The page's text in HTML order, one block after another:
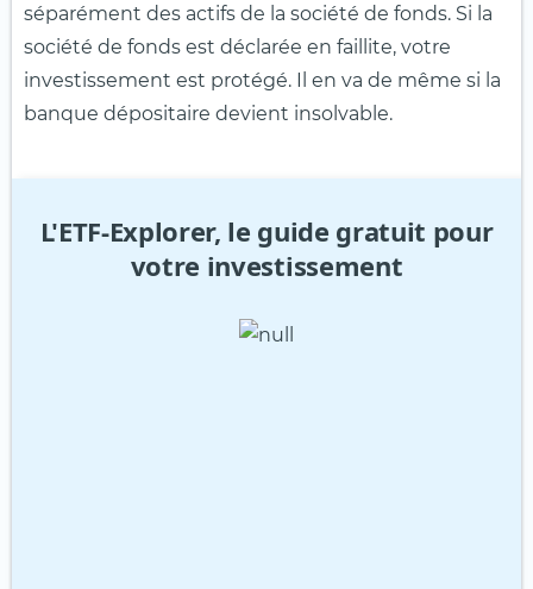
séparément des actifs de la société de fonds. Si la
société de fonds est déclarée en faillite, votre
investissement est protégé. Il en va de même si la
banque dépositaire devient insolvable.
L'ETF-Explorer, le guide gratuit pour
votre investissement